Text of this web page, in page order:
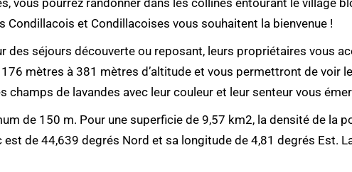
vous pourrez randonner dans les collines entourant le village
et Condillacoises vous souhaitent la bienvenue !
des séjours découverte ou reposant, leurs propriétaires vous
mètres à 381 mètres d’altitude et vous permettront de voir
champs de lavandes avec leur couleur et leur senteur vous
de 150 m. Pour une superficie de 9,57 km2, la densité de la
de 44,639 degrés Nord et sa longitude de 4,81 degrés Est.